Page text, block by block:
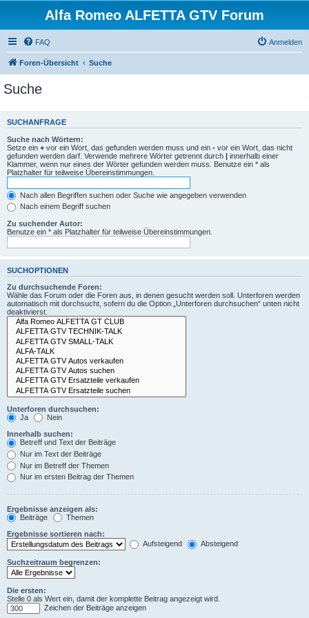
Alfa Romeo ALFETTA GTV Forum
FAQ Anmelden
Foren-Übersicht Suche
Suche
SUCHANFRAGE
Suche nach Wörtern:
Setze ein + vor ein Wort, das gefunden werden muss und ein - vor ein Wort, das nicht
gefunden werden darf. Verwende mehrere Wörter getrennt durch | innerhalb einer
Klammer, wenn nur eines der Wörter gefunden werden muss. Benutze ein * als
Platzhalter für teilweise Übereinstimmungen.
Nach allen Begriffen suchen oder Suche wie angegeben verwenden
Nach einem Begriff suchen
Zu suchender Autor:
Benutze ein * als Platzhalter für teilweise Übereinstimmungen.
SUCHOPTIONEN
Zu durchsuchende Foren:
Wähle das Forum oder die Foren aus, in denen gesucht werden soll. Unterforen werden
automatisch mit durchsucht, sofern du die Option „Unterforen durchsuchen“ unten nicht
deaktivierst.
Unterforen durchsuchen:
Ja
Nein
Innerhalb suchen:
Betreff und Text der Beiträge
Nur im Text der Beiträge
Nur im Betreff der Themen
Nur im ersten Beitrag der Themen
Ergebnisse anzeigen als:
Beiträge
Themen
Ergebnisse sortieren nach:
Aufsteigend
Absteigend
Suchzeitraum begrenzen:
Die ersten:
Stelle 0 als Wert ein, damit der komplette Beitrag angezeigt wird.
Zeichen der Beiträge anzeigen